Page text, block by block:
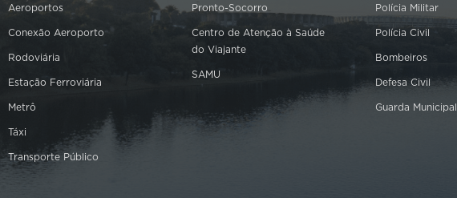
Aeroportos
Conexão Aeroporto
Rodoviária
Estação Ferroviária
Metrô
Táxi
Transporte Público
Pronto-Socorro
Centro de Atenção à Saúde
do Viajante
SAMU
Polícia Militar
Polícia Civil
Bombeiros
Defesa Civil
Guarda Municipal